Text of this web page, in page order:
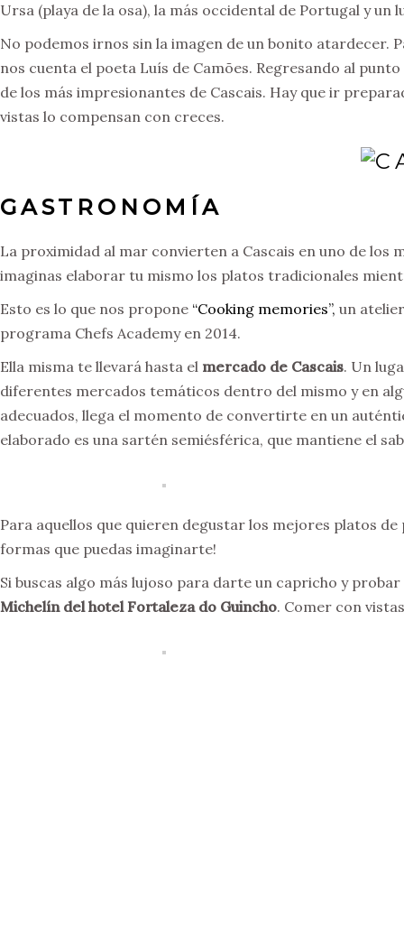
Ursa (playa de la osa), la más occidental de Portugal y
No podemos irnos sin la imagen de un bonito atardecer.
nos cuenta el poeta Luís de Camões. Regresando al
de los más impresionantes de Cascais. Hay que ir
vistas lo compensan con creces.
GASTRONOMÍA
La proximidad al mar convierten a Cascais en uno de
imaginas elaborar tu mismo los platos tradicionales
Esto es lo que nos propone “Cooking memories”, un
programa Chefs Academy en 2014.
Ella misma te llevará hasta el mercado de Cascais. Un
diferentes mercados temáticos dentro del mismo y en
adecuados, llega el momento de convertirte en un
elaborado es una sartén semiésférica, que mantiene el
Para aquellos que quieren degustar los mejores platos
formas que puedas imaginarte!
Si buscas algo más lujoso para darte un capricho y
Michelín del hotel Fortaleza do Guincho. Comer con